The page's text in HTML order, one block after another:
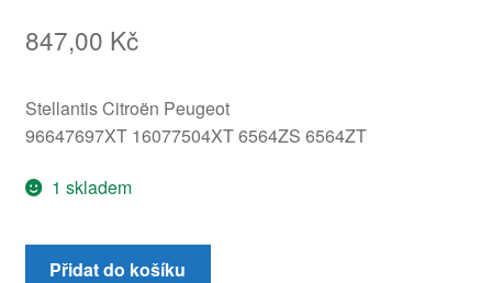
847,00 Kč
Stellantis Citroën Peugeot
96647697XT 16077504XT 6564ZS 6564ZT
1 skladem
Autorádio
Přidat do košíku